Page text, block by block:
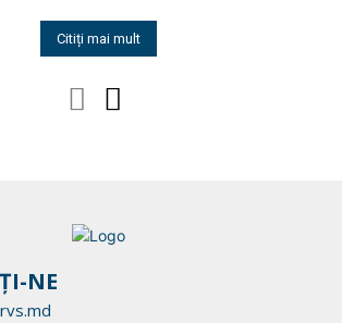
Citiți mai mult
NE